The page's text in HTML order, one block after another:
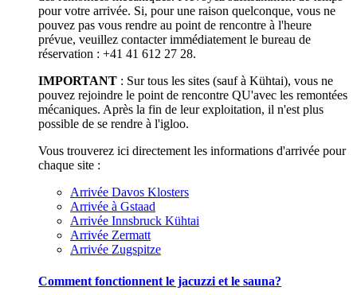
pour votre arrivée. Si, pour une raison quelconque, vous ne
pouvez pas vous rendre au point de rencontre à l'heure
prévue, veuillez contacter immédiatement le bureau de
réservation : +41 41 612 27 28.
IMPORTANT : Sur tous les sites (sauf à Kühtai), vous ne
pouvez rejoindre le point de rencontre QU'avec les remontées
mécaniques. Après la fin de leur exploitation, il n'est plus
possible de se rendre à l'igloo.
Vous trouverez ici directement les informations d'arrivée pour
chaque site :
Arrivée Davos Klosters
Arrivée à Gstaad
Arrivée Innsbruck Kühtai
Arrivée Zermatt
Arrivée Zugspitze
Comment fonctionnent le jacuzzi et le sauna?